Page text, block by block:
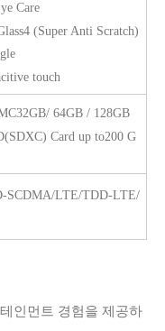
Care
(Super Anti Scratch)
touch
64GB / 128GB
Card up to200 G
SCDMA/LTE/TDD-LTE/
인먼트 경험을 제공하